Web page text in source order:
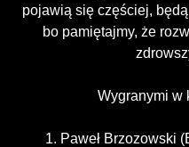
pojawią się częściej,
bo pamiętajmy, że
Wygranymi w
Paweł Brzozowski